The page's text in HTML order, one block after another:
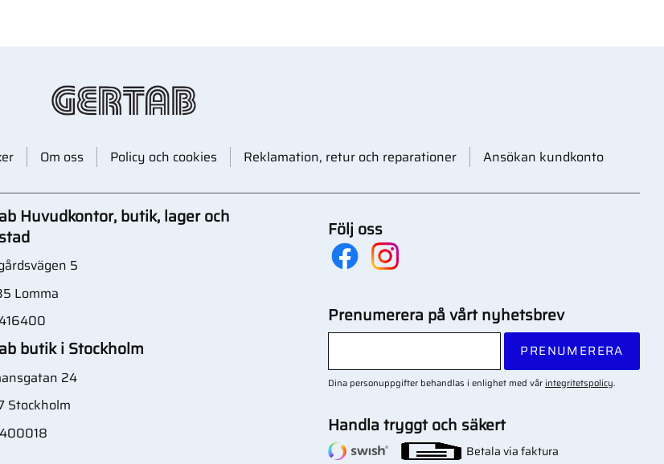
Om oss Policy och cookies Reklamation, retur och reparationer Ansökan kundkonto
Huvudkontor, butik, lager och
5
Lomma
butik i Stockholm
24
Stockholm
Följ oss
Prenumerera på vårt nyhetsbrev
PRENUMERERA
Dina personuppgifter behandlas i enlighet med vår integritetspolicy.
Handla tryggt och säkert
Betala via faktura